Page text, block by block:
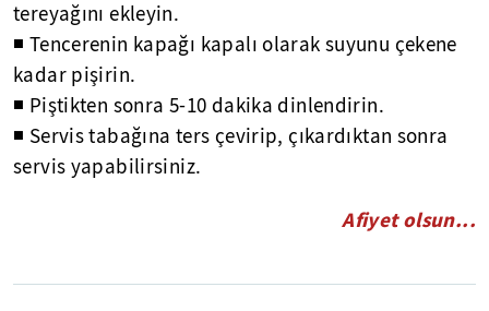
tereyağını ekleyin.
◾ Tencerenin kapağı kapalı olarak suyunu çekene
kadar pişirin.
◾ Piştikten sonra 5-10 dakika dinlendirin.
◾ Servis tabağına ters çevirip, çıkardıktan sonra
servis yapabilirsiniz.
Afiyet olsun...